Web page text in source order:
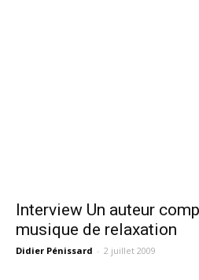
Interview Un auteur
musique de relaxation
Didier Pénissard - 2 juillet 2009